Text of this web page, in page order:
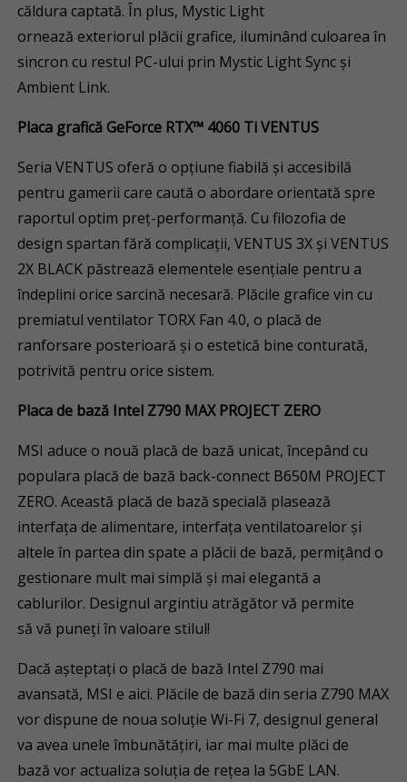
căldura captată. În plus, Mystic Light
ornează exteriorul plăcii grafice, iluminând culoarea în
sincron cu restul PC-ului prin Mystic Light Sync și
Ambient Link.
Placa grafică GeForce RTX™ 4060 Ti VENTUS
Seria VENTUS oferă o opțiune fiabilă și accesibilă
pentru gamerii care caută o abordare orientată spre
raportul optim preț-performanță. Cu filozofia de
design spartan fără complicații, VENTUS 3X și VENTUS
2X BLACK păstrează elementele esențiale pentru a
îndeplini orice sarcină necesară. Plăcile grafice vin cu
premiatul ventilator TORX Fan 4.0, o placă de
ranforsare posterioară și o estetică bine conturată,
potrivită pentru orice sistem.
Placa de bază Intel Z790 MAX PROJECT ZERO
MSI aduce o nouă placă de bază unicat, începând cu
populara placă de bază back-connect B650M PROJECT
ZERO. Această placă de bază specială plasează
interfața de alimentare, interfața ventilatoarelor și
altele în partea din spate a plăcii de bază, permițând o
gestionare mult mai simplă și mai elegantă a
cablurilor. Designul argintiu atrăgător vă permite
să vă puneți în valoare stilul!
Dacă așteptați o placă de bază Intel Z790 mai
avansată, MSI e aici. Plăcile de bază din seria Z790 MAX
vor dispune de noua soluție Wi-Fi 7, designul general
va avea unele îmbunătățiri, iar mai multe plăci de
bază vor actualiza soluția de rețea la 5GbE LAN.